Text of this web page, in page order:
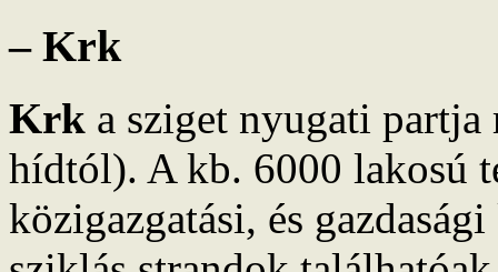
– Krk
Krk a sziget nyugati
hídtól). A kb. 6000 lakosú
közigazgatási, és